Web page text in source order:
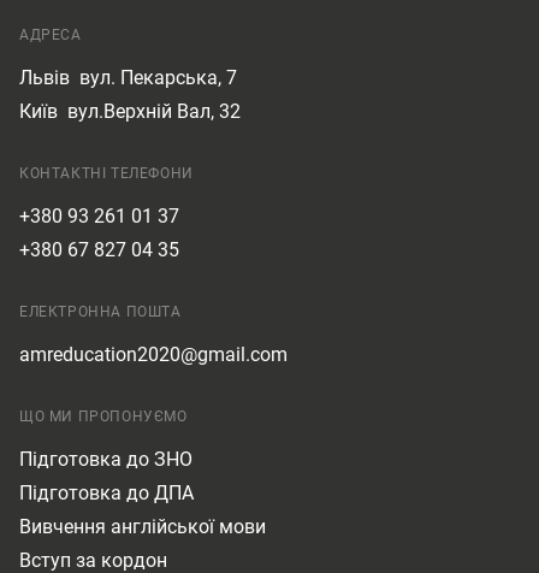
АДРЕСА
Львів вул. Пекарська, 7
Київ вул.Верхній Вал, 32
КОНТАКТНІ ТЕЛЕФОНИ
+380 93 261 01 37
+380 67 827 04 35
ЕЛЕКТРОННА ПОШТА
amreducation2020@gmail.com
ЩО МИ ПРОПОНУЄМО
Підготовка до ЗНО
Підготовка до ДПА
Вивчення англійської мови
Вступ за кордон